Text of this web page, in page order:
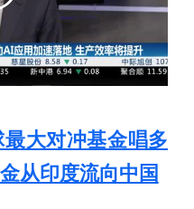
大对冲基金唱多
从印度流向中国